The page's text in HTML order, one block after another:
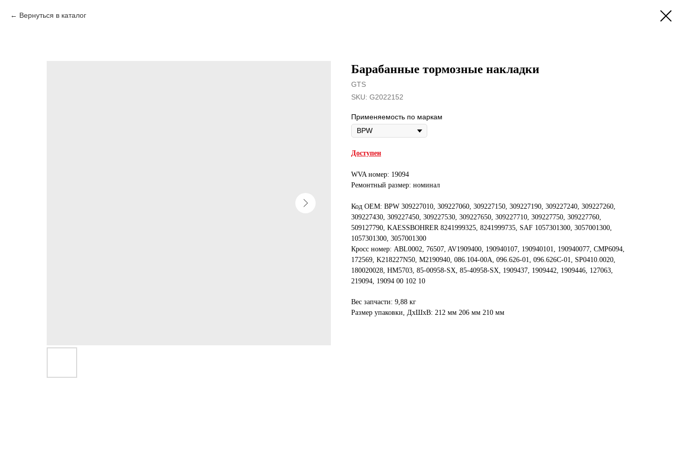
Вернуться в каталог
Барабанные тормозные накладки
GTS
SKU: G2022152
Применяемость по маркам
Доступен
WVA номер: 19094
Ремонтный размер: номинал
Код OEM: BPW 309227010, 309227060, 309227150, 309227190, 309227240, 309227260,
309227430, 309227450, 309227530, 309227650, 309227710, 309227750, 309227760,
509127790, KAESSBOHRER 8241999325, 8241999735, SAF 1057301300, 3057001300,
1057301300, 3057001300
Кросс номер: ABL0002, 76507, AV1909400, 190940107, 190940101, 190940077, CMP6094,
172569, K218227N50, M2190940, 086.104-00A, 096.626-01, 096.626C-01, SP0410.0020,
180020028, HM5703, 85-00958-SX, 85-40958-SX, 1909437, 1909442, 1909446, 127063,
219094, 19094 00 102 10
Вес запчасти: 9,88 кг
Размер упаковки, ДxШxВ: 212 мм 206 мм 210 мм